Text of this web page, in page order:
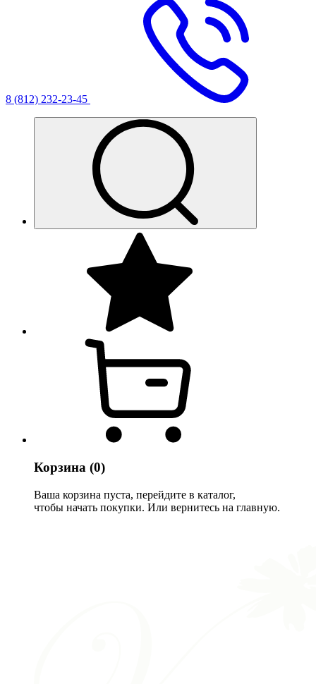
8 (812) 232-23-45
Корзина (0)
Ваша корзина пуста, перейдите в каталог,
чтобы начать покупки. Или вернитесь на главную.